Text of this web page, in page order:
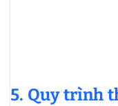
5. Quy trình